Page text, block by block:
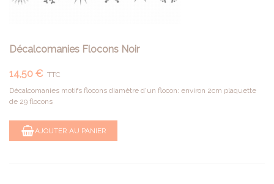
Décalcomanies Flocons Noir
14,50 € TTC
Décalcomanies motifs flocons diamètre d'un flocon: environ 2cm plaquette
de 29 flocons
AJOUTER AU PANIER